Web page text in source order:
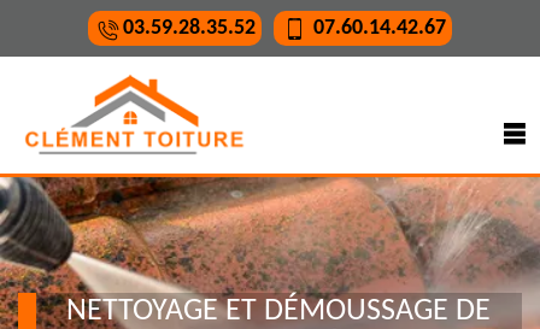
03.59.28.35.52 07.60.14.42.67
NETTOYAGE ET DÉMOUSSAGE DE